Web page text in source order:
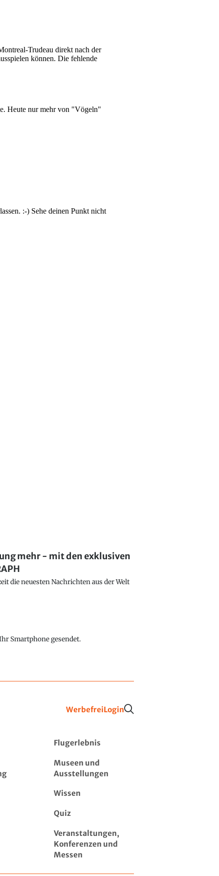
mehr - mit den exklusiven
die neuesten Nachrichten aus der Welt
Smartphone gesendet.
WerbefreiLogin
Flugerlebnis
Museen und
Ausstellungen
Wissen
Quiz
Veranstaltungen,
Konferenzen und
Messen